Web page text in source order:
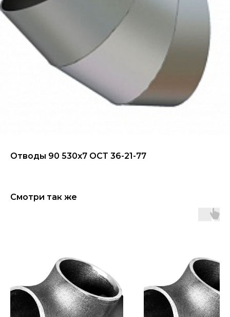
Отводы 90 530х7 ОСТ 36-21-77
Смотри так же